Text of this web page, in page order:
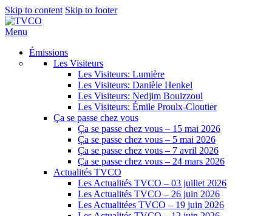
Skip to content Skip to footer
Menu
Émissions
Les Visiteurs
Les Visiteurs: Lumière
Les Visiteurs: Danièle Henkel
Les Visiteurs: Nedjim Bouizzoul
Les Visiteurs: Émile Proulx-Cloutier
Ça se passe chez vous
Ça se passe chez vous – 15 mai 2026
Ça se passe chez vous – 5 mai 2026
Ça se passe chez vous – 7 avril 2026
Ça se passe chez vous – 24 mars 2026
Actualités TVCO
Les Actualités TVCO – 03 juillet 2026
Les Actualités TVCO – 26 juin 2026
Les Actualitées TVCO – 19 juin 2026